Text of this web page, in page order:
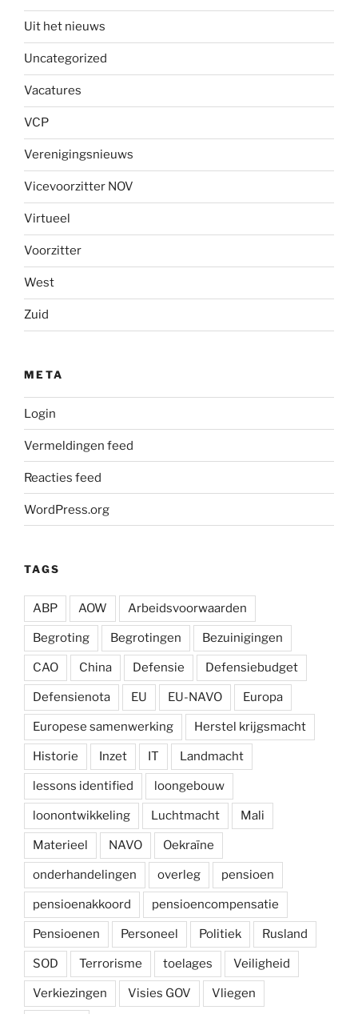
Uit het nieuws
Uncategorized
Vacatures
VCP
Verenigingsnieuws
Vicevoorzitter NOV
Virtueel
Voorzitter
West
Zuid
META
Login
Vermeldingen feed
Reacties feed
WordPress.org
TAGS
ABP AOW Arbeidsvoorwaarden
Begroting Begrotingen Bezuinigingen
CAO China Defensie Defensiebudget
Defensienota EU EU-NAVO Europa
Europese samenwerking Herstel krijgsmacht
Historie Inzet IT Landmacht
lessons identified loongebouw
loonontwikkeling Luchtmacht Mali
Materieel NAVO Oekraïne
onderhandelingen overleg pensioen
pensioenakkoord pensioencompensatie
Pensioenen Personeel Politiek Rusland
SOD Terrorisme toelages Veiligheid
Verkiezingen Visies GOV Vliegen